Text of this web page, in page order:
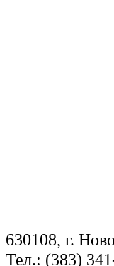
630108, г.
Тел.: (383)